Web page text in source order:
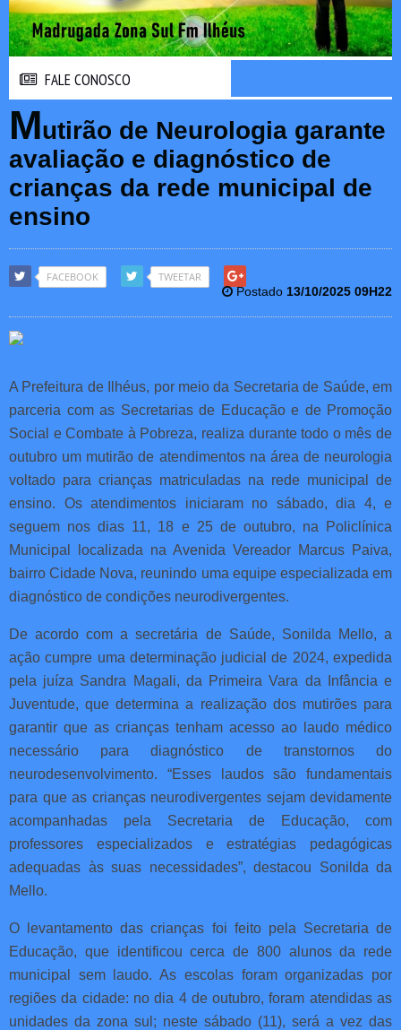
FALE CONOSCO
Mutirão de Neurologia garante
avaliação e diagnóstico de
crianças da rede municipal de
ensino
FACEBOOK TWEETAR
Postado 13/10/2025 09H22
A Prefeitura de Ilhéus, por meio da Secretaria de Saúde, em
parceria com as Secretarias de Educação e de Promoção
Social e Combate à Pobreza, realiza durante todo o mês de
outubro um mutirão de atendimentos na área de neurologia
voltado para crianças matriculadas na rede municipal de
ensino. Os atendimentos iniciaram no sábado, dia 4, e
seguem nos dias 11, 18 e 25 de outubro, na Policlínica
Municipal localizada na Avenida Vereador Marcus Paiva,
bairro Cidade Nova, reunindo uma equipe especializada em
diagnóstico de condições neurodivergentes.
De acordo com a secretária de Saúde, Sonilda Mello, a
ação cumpre uma determinação judicial de 2024, expedida
pela juíza Sandra Magali, da Primeira Vara da Infância e
Juventude, que determina a realização dos mutirões para
garantir que as crianças tenham acesso ao laudo médico
necessário para diagnóstico de transtornos do
neurodesenvolvimento. “Esses laudos são fundamentais
para que as crianças neurodivergentes sejam devidamente
acompanhadas pela Secretaria de Educação, com
professores especializados e estratégias pedagógicas
adequadas às suas necessidades”, destacou Sonilda da
Mello.
O levantamento das crianças foi feito pela Secretaria de
Educação, que identificou cerca de 800 alunos da rede
municipal sem laudo. As escolas foram organizadas por
regiões da cidade: no dia 4 de outubro, foram atendidas as
unidades da zona sul; neste sábado (11), será a vez das